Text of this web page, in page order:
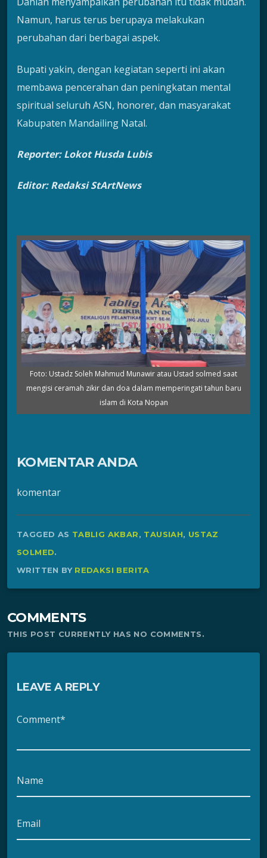
Namun, harus terus berupaya melakukan
perubahan dari berbagai aspek.
Bupati yakin, dengan kegiatan seperti ini akan
membawa pencerahan dan peningkatan mental
spiritual seluruh ASN, honorer, dan masyarakat
Kabupaten Mandailing Natal.
Reporter: Lokot Husda Lubis
Editor: Redaksi StArtNews
Foto: Ustadz Soleh Mahmud Munawir atau Ustad solmed saat
mengisi ceramah zikir dan doa dalam memperingati tahun baru
islam di Kota Nopan
KOMENTAR ANDA
komentar
TAGGED AS TABLIG AKBAR, TAUSIAH, USTAZ
SOLMED.
WRITTEN BY REDAKSI BERITA
COMMENTS
THIS POST CURRENTLY HAS NO COMMENTS.
LEAVE A REPLY
Comment*
Name
Email